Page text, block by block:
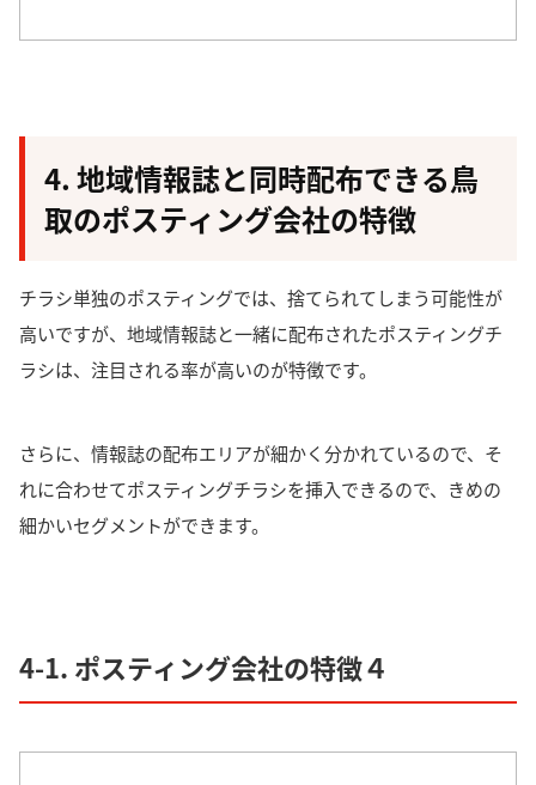
4. 地域情報誌と同時配布できる鳥
取のポスティング会社の特徴
チラシ単独のポスティングでは、捨てられてしまう可能性が
高いですが、 地域情報誌と一緒に配布されたポスティングチ
ラシは、注目される率が高いのが特徴です。
さらに、情報誌の配布エリアが細かく分かれているので、そ
れに合わせてポスティングチラシを挿入できるので、きめの
細かいセグメントができます。
4-1. ポスティング会社の特徴４